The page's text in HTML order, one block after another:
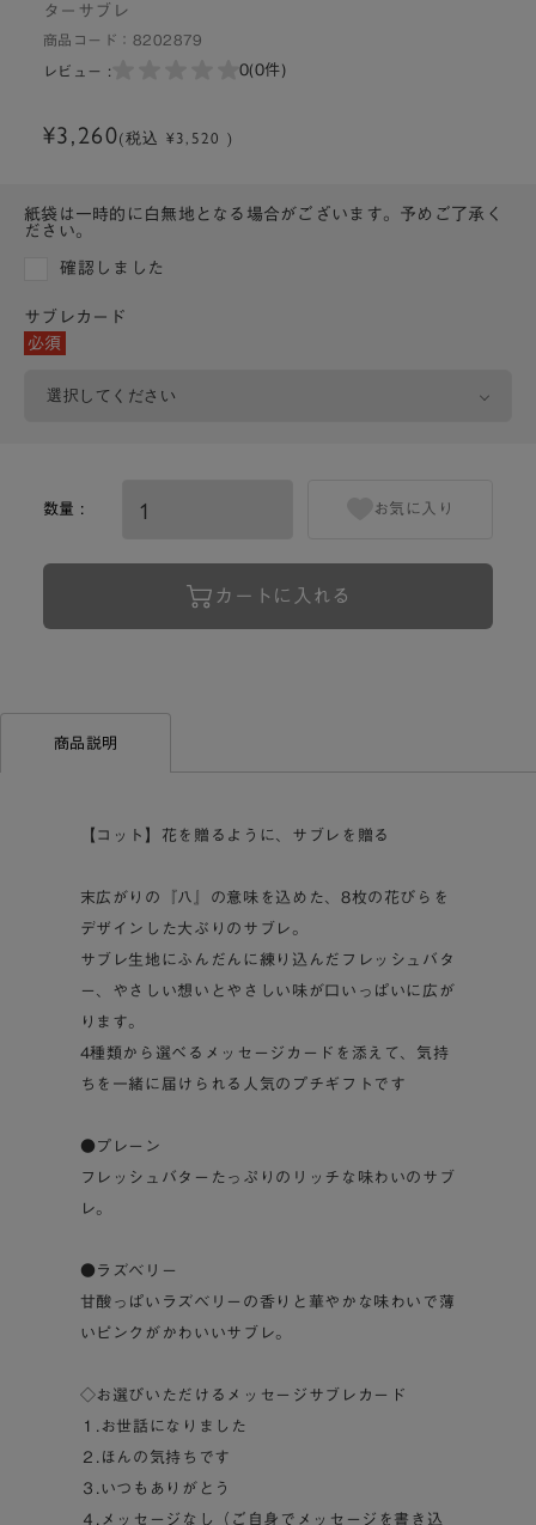
ターサブレ
商品コード： 8202879
レビュー : 0(0件)
¥3,260(税込 ¥3,520 )
紙袋は一時的に白無地となる場合がございます。予めご了承く
ださい。
確認しました
サブレカード
必須
数量 :
カートに入れる
お気に入り
商品説明
【コット】花を贈るように、サブレを贈る
末広がりの『八』の意味を込めた、8枚の花びらを
デザインした大ぶりのサブレ。
サブレ生地にふんだんに練り込んだフレッシュバタ
ー、やさしい想いとやさしい味が口いっぱいに広が
ります。
4種類から選べるメッセージカードを添えて、気持
ちを一緒に届けられる人気のプチギフトです
●プレーン
フレッシュバターたっぷりのリッチな味わいのサブ
レ。
●ラズベリー
甘酸っぱいラズベリーの香りと華やかな味わいで薄
いピンクがかわいいサブレ。
◇お選びいただけるメッセージサブレカード
１.お世話になりました
２.ほんの気持ちです
３.いつもありがとう
４.メッセージなし（ご自身でメッセージを書き込